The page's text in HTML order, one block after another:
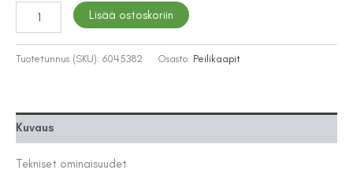
VALAISINPEILIKAAPPI
KLARA
OIKEA
Lisää ostoskoriin
Tuotetunnus (SKU): 6045382 Osasto: Peilikaapit
Kuvaus
Tekniset ominaisuudet